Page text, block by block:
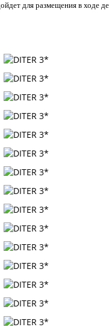
для размещения в ходе